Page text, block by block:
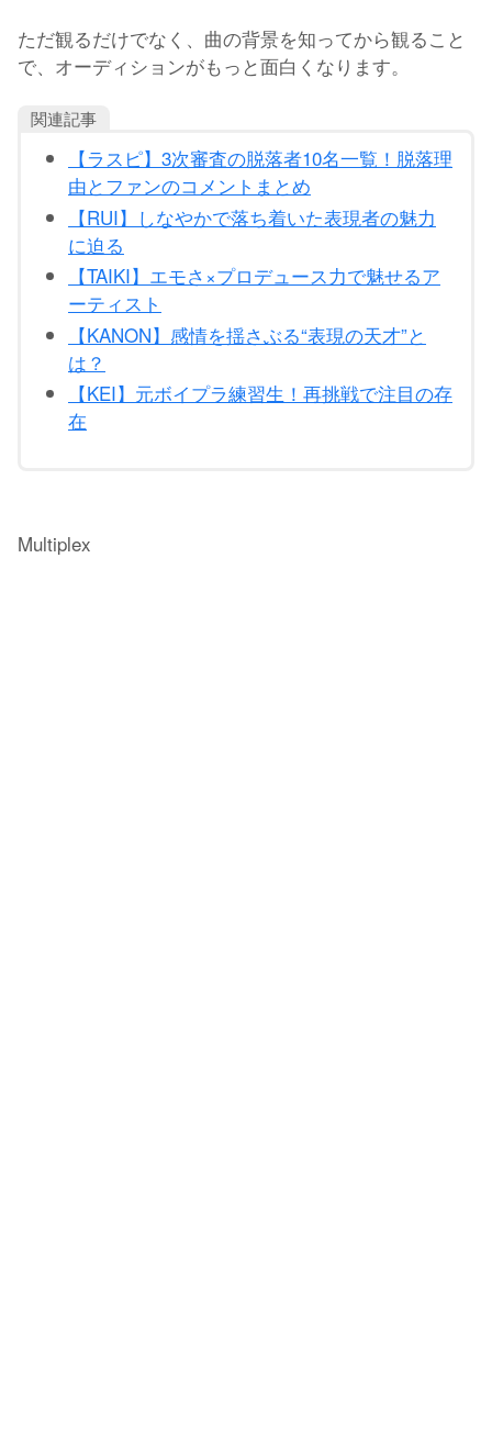
ただ観るだけでなく、曲の背景を知ってから観ること
で、オーディションがもっと面白くなります。
関連記事
【ラスピ】3次審査の脱落者10名一覧！脱落理
由とファンのコメントまとめ
【RUI】しなやかで落ち着いた表現者の魅力
に迫る
【TAIKI】エモさ×プロデュース力で魅せるア
ーティスト
【KANON】感情を揺さぶる“表現の天才”と
は？
【KEI】元ボイプラ練習生！再挑戦で注目の存
在
Multiplex